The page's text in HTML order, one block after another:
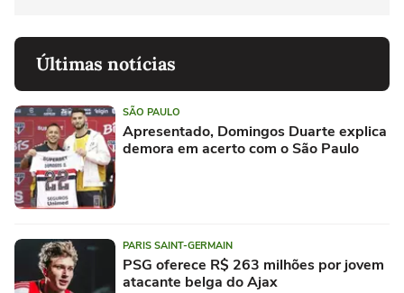
Últimas notícias
SÃO PAULO
Apresentado, Domingos Duarte explica
demora em acerto com o São Paulo
PARIS SAINT-GERMAIN
PSG oferece R$ 263 milhões por jovem
atacante belga do Ajax